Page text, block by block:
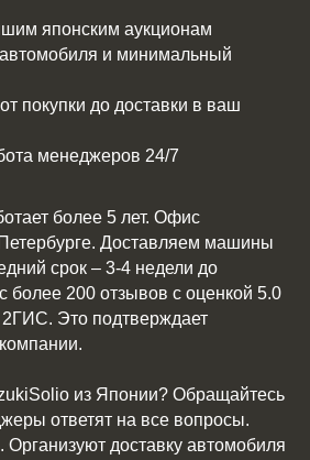
японским аукционам
и минимальный
покупки до доставки в ваш
менеджеров 24/7
более 5 лет. Офис
Доставляем машины
срок – 3-4 недели до
более 200 отзывов с оценкой 5.0
2ГИС. Это подтверждает
из Японии? Обращайтесь
ответят на все вопросы.
доставку автомобиля